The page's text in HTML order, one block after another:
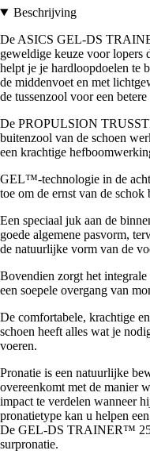
Beschrijving
De ASICS GEL-DS
geweldige keuze voor lopers
helpt je je hardloopdoelen te
de middenvoet en met
de tussenzool voor een betere
De PROPULSION
buitenzool van de schoen
een krachtige
GEL™-technologie in de
toe om de ernst van de
Een speciaal juk aan de
goede algemene pasvorm,
de natuurlijke vorm van de
Bovendien zorgt het
een soepele overgang van
De comfortabele, krachtige
schoen heeft alles wat je
voeren.
Pronatie is een natuurlijke
overeenkomt met de manier
impact te verdelen wanneer
pronatietype kan u helpen
De GEL-DS TRAINER™ 25
surpronatie.